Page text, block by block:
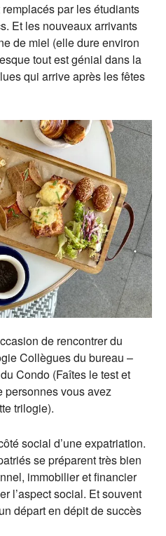
par les étudiants
Et les nouveaux arrivants
de miel (elle dure environ
tout est génial dans la
qui arrive après les fêtes
de rencontrer du
Collègues du bureau –
Condo (Faîtes le test et
personnes vous avez
trilogie).
social d’une expatriation.
se préparent très bien
immobilier et financier
l’aspect social. Et souvent
départ en dépit de succès